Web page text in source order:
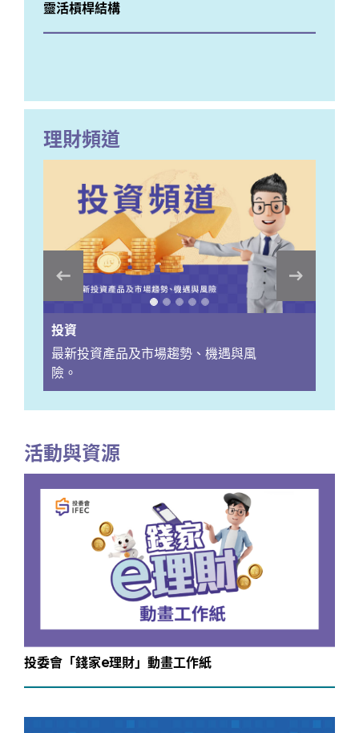
靈活槓桿結構
理財頻道
投資
最新投資產品及市場趨勢、機遇與風
險。
活動與資源
投委會「錢家e理財」動畫工作紙